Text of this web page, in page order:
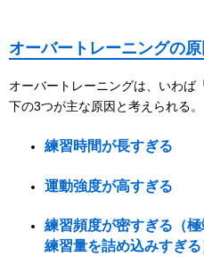
オーバートレーニングの原
オーバートレーニングは、いわば
下の3つが主な原因と考えられる。
練習時間が長すぎる
運動強度が高すぎる
練習頻度が密すぎる（
練習量を詰め込みすぎる